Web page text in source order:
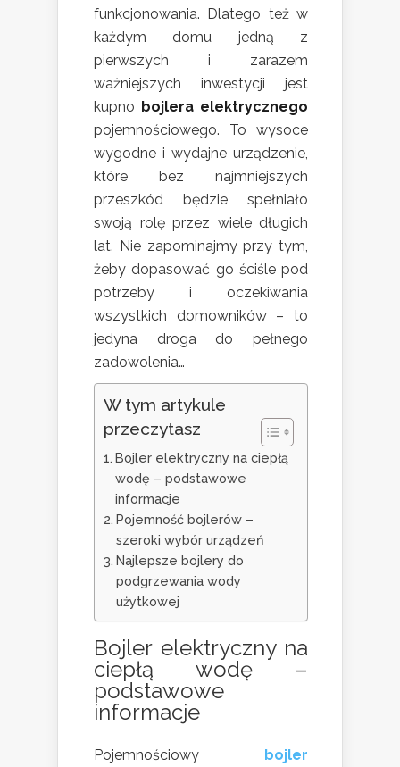
funkcjonowania. Dlatego też w
każdym domu jedną z
pierwszych i zarazem
ważniejszych inwestycji jest
kupno bojlera elektrycznego
pojemnościowego. To wysoce
wygodne i wydajne urządzenie,
które bez najmniejszych
przeszkód będzie spełniało
swoją rolę przez wiele długich
lat. Nie zapominajmy przy tym,
żeby dopasować go ściśle pod
potrzeby i oczekiwania
wszystkich domowników – to
jedyna droga do pełnego
zadowolenia…
W tym artykule
przeczytasz
Bojler elektryczny na ciepłą
wodę – podstawowe
informacje
Pojemność bojlerów –
szeroki wybór urządzeń
Najlepsze bojlery do
podgrzewania wody
użytkowej
Bojler elektryczny na
ciepłą wodę –
podstawowe
informacje
Pojemnościowy bojler